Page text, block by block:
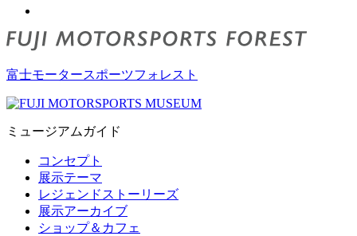
富士モータースポーツフォレスト
ミュージアムガイド
コンセプト
展示テーマ
レジェンドストーリーズ
展示アーカイブ
ショップ＆カフェ